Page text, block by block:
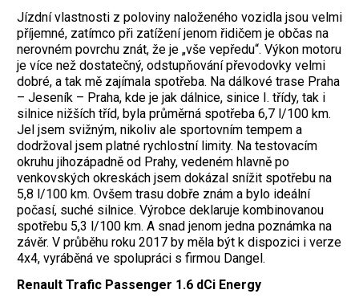
Jízdní vlastnosti z poloviny naloženého vozidla jsou velmi
příjemné, zatímco při zatížení jenom řidičem je občas na
nerovném povrchu znát, že je „vše vepředu“. Výkon motoru
je více než dostatečný, odstupňování převodovky velmi
dobré, a tak mě zajímala spotřeba. Na dálkové trase Praha
– Jeseník – Praha, kde je jak dálnice, sinice I. třídy, tak i
silnice nižších tříd, byla průměrná spotřeba 6,7 l/100 km.
Jel jsem svižným, nikoliv ale sportovním tempem a
dodržoval jsem platné rychlostní limity. Na testovacím
okruhu jihozápadně od Prahy, vedeném hlavně po
venkovských okreskách jsem dokázal snížit spotřebu na
5,8 l/100 km. Ovšem trasu dobře znám a bylo ideální
počasí, suché silnice. Výrobce deklaruje kombinovanou
spotřebu 5,3 l/100 km. A snad jenom jedna poznámka na
závěr. V průběhu roku 2017 by měla být k dispozici i verze
4x4, vyráběná ve spolupráci s firmou Dangel.
Renault Trafic Passenger 1.6 dCi Energy